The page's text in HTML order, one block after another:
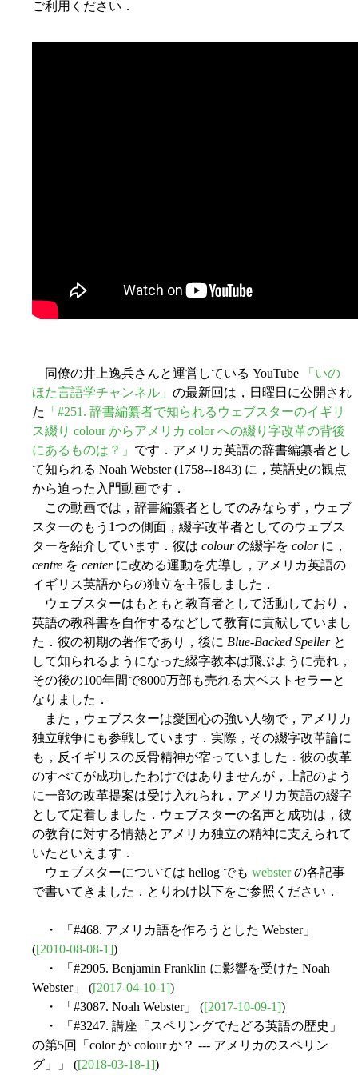
ご利用ください．
同僚の井上逸兵さんと運営している YouTube
「いの
ほた言語学チャンネル」 の最新回は，日曜日に公開され
た
「#251. 辞書編纂者で知られるウェブスターのイギリ
ス綴り colour からアメリカ color への綴り字改革の背後
にあるものは？」 です．アメリカ英語の辞書編纂者とし
て知られる Noah Webster (1758--1843) に，英語史の観点
から迫った入門動画です．
この動画では，辞書編纂者としてのみならず，ウェブ
スターのもう1つの側面，綴字改革者としてのウェブス
ターを紹介しています．彼は colourの綴字を colorに，
centre を centerに改める運動を先導し，アメリカ英語の
イギリス英語からの独立を主張しました．
ウェブスターはもともと教育者として活動しており，
英語の教科書を自作するなどして教育に貢献していまし
た．彼の初期の著作であり，後に Blue-Backed Spellerと
して知られるようになった綴字教本は飛ぶように売れ，
その後の100年間で8000万部も売れる大ベストセラーと
なりました．
また，ウェブスターは愛国心の強い人物で，アメリカ
独立戦争にも参戦しています．実際，その綴字改革論に
も，反イギリスの反骨精神が宿っていました．彼の改革
のすべてが成功したわけではありませんが，上記のよう
に一部の改革提案は受け入れられ，アメリカ英語の綴字
として定着しました．ウェブスターの名声と成功は，彼
の教育に対する情熱とアメリカ独立の精神に支えられて
いたといえます．
ウェブスターについては hellog でも websterの各記事
で書いてきました．とりわけ以下をご参照ください．
・ 「#468. アメリカ語を作ろうとした Webster」
([2010-08-08-1])
・ 「#2905. Benjamin Franklin に影響を受けた Noah
Webster」 ([2017-04-10-1])
・ 「#3087. Noah Webster」 ([2017-10-09-1])
・ 「#3247. 講座「スペリングでたどる英語の歴史」
の第5回「color か colour か？ --- アメリカのスペリン
グ」」 ([2018-03-18-1])